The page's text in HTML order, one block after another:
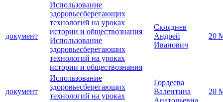
документ
Использование
здоровьесберегающих
технологий на уроках
истории и обществознания
Использование
здоровьесберегающих
технологий на уроках
истории и обществознания
Скляднев
Андрей
Иванович
20
документ
Использование
здоровьесберегающих
технологий на уроках
Гордеева
Валентина
20